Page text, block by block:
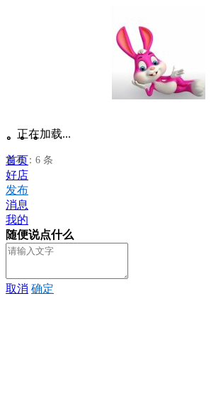
。。。
发布：6 条
正在加载...
首页
好店
发布
消息
我的
随便说点什么
取消 确定